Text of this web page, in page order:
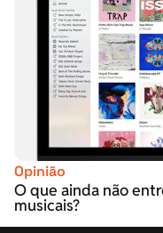
Opinião
O que ainda não
musicais?